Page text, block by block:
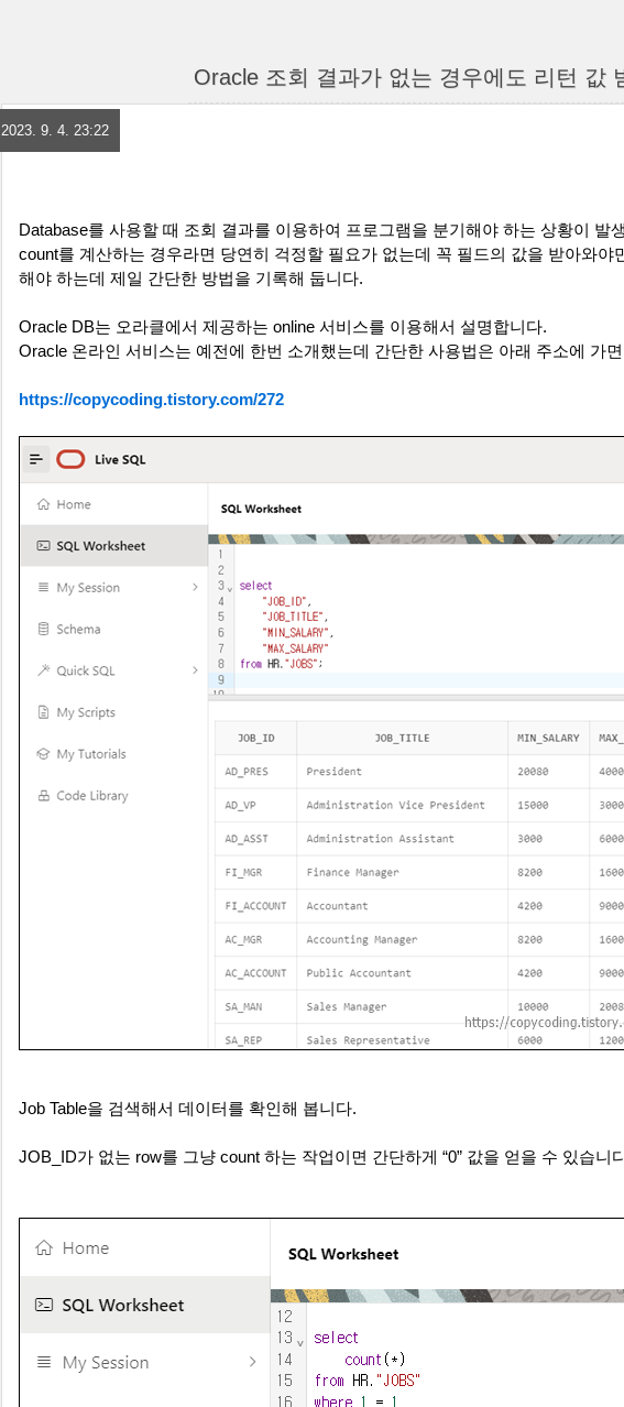
Oracle 조회 결과가 없는 경우에도 리턴 값
2023. 9. 4. 23:22
Database를 사용할 때 조회 결과를 이용하여 프로그램을 분기해야 하는 상황이 발
count를 계산하는 경우라면 당연히 걱정할 필요가 없는데 꼭 필드의 값을 받아와야
해야 하는데 제일 간단한 방법을 기록해 둡니다.
Oracle DB는 오라클에서 제공하는 online 서비스를 이용해서 설명합니다.
Oracle 온라인 서비스는 예전에 한번 소개했는데 간단한 사용법은 아래 주소에 가
https://copycoding.tistory.com/272
Job Table을 검색해서 데이터를 확인해 봅니다.
JOB_ID가 없는 row를 그냥 count 하는 작업이면 간단하게 “0” 값을 얻을 수 있습니